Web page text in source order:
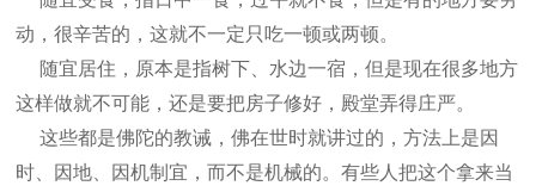
动，很辛苦的，这就不一定只吃一顿或两顿。
随宜居住，原本是指树下、水边一宿，但是现在很多地方
这样做就不可能，还是要把房子修好，殿堂弄得庄严。
这些都是佛陀的教诫，佛在世时就讲过的，方法上是因
时、因地、因机制宜，而不是机械的。有些人把这个拿来当